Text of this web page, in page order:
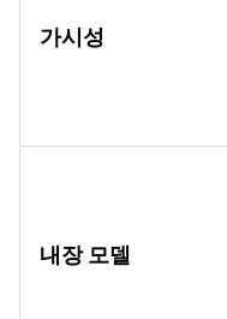
가시성
내장 모델